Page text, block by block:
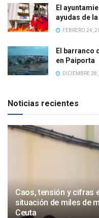
El
ayudas de
FEBRERO 24,
El barranco
en Paiporta
DICIEMBRE
Noticias recientes
Caos, tensión y cifras
situación de miles de
Ceuta